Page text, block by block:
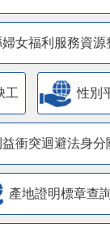
女福利服務資源
工 性別
衝突迴避法身分
產地證明標章查